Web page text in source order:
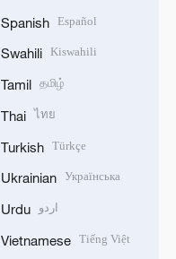
Spanish Español
Swahili Kiswahili
Tamil தமிழ்
Thai ไทย
Turkish Türkçe
Ukrainian Українська
Urdu اردو
Vietnamese Tiếng Việt